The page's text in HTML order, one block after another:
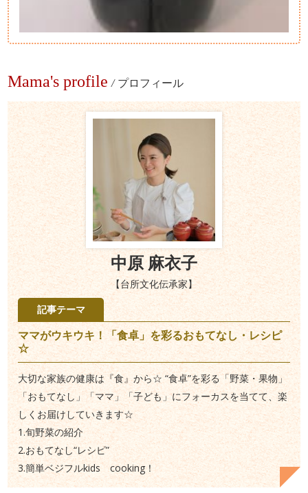
Mama's profile / プロフィール
中原 麻衣子
【台所文化伝承家】
記事テーマ
ママがウキウキ！「食卓」を彩るおもてなし・レシピ
☆
大切な家族の健康は『食』から☆ “食卓”を彩る「野菜・果物」
「おもてなし」「ママ」「子ども」にフォーカスを当てて、楽
しくお届けしていきます☆
1.旬野菜の紹介
2.おもてなし“レシピ”
3.簡単ベジフルkids cooking！